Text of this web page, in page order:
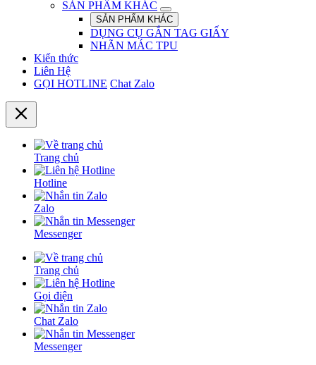
SẢN PHẨM KHÁC
SẢN PHẨM KHÁC
DỤNG CỤ GẮN TAG GIẤY
NHÃN MÁC TPU
Kiến thức
Liên Hệ
GỌI HOTLINE Chat Zalo
Trang chủ
Hotline
Zalo
Messenger
Trang chủ
Gọi điện
Chat Zalo
Messenger